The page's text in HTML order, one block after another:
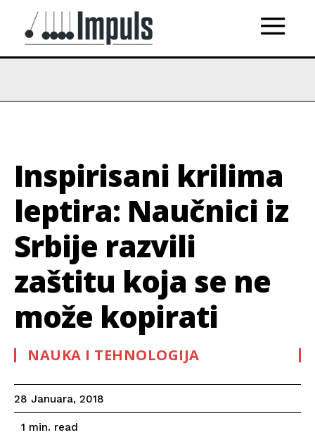
Inspirisani krilima
leptira: Naučnici iz
Srbije razvili
zaštitu koja se ne
može kopirati
NAUKA I TEHNOLOGIJA
28 Januara, 2018
1 min. read